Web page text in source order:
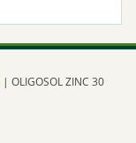
:
| OLIGOSOL ZINC 30